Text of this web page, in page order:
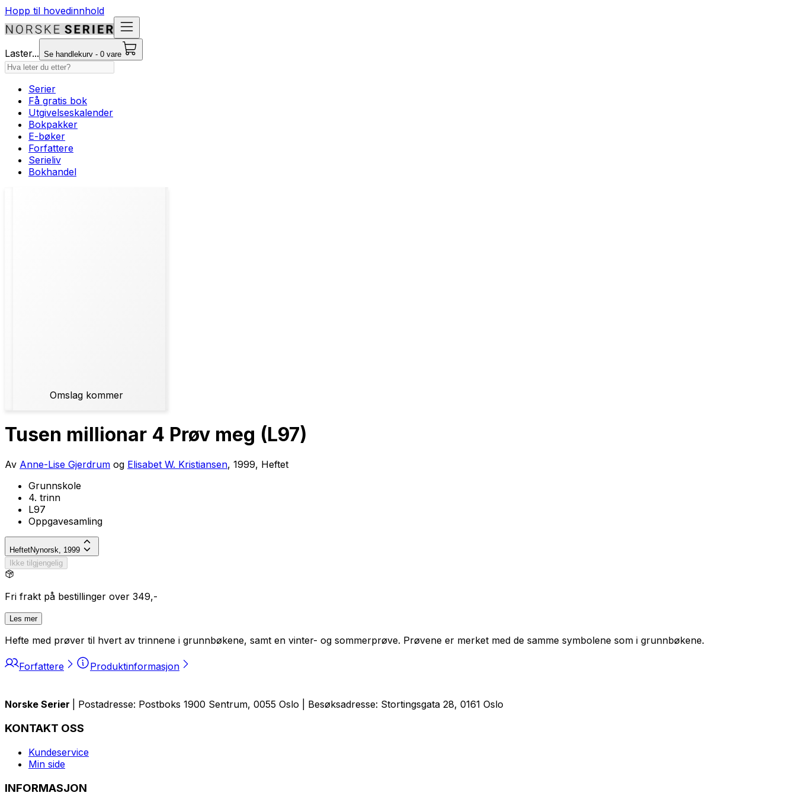
Hopp til hovedinnhold
Laster... Se handlekurv - 0 vare
Serier
Få gratis bok
Utgivelseskalender
Bokpakker
E-bøker
Forfattere
Serieliv
Bokhandel
Omslag kommer
Tusen millionar 4 Prøv meg (L97)
Av Anne-Lise Gjerdrum og Elisabet W. Kristiansen, 1999, Heftet
Grunnskole
4. trinn
L97
Oppgavesamling
HeftetNynorsk, 1999
Ikke tilgjengelig
Fri frakt på bestillinger over 349,-
Les mer
Hefte med prøver til hvert av trinnene i grunnbøkene, samt en vinter- og sommerprøve. Prøvene er merket med de samme symbolene som i grunnbøkene.
Forfattere Produktinformasjon
Norske Serier | Postadresse: Postboks 1900 Sentrum, 0055 Oslo | Besøksadresse: Stortingsgata 28, 0161 Oslo
KONTAKT OSS
Kundeservice
Min side
INFORMASJON